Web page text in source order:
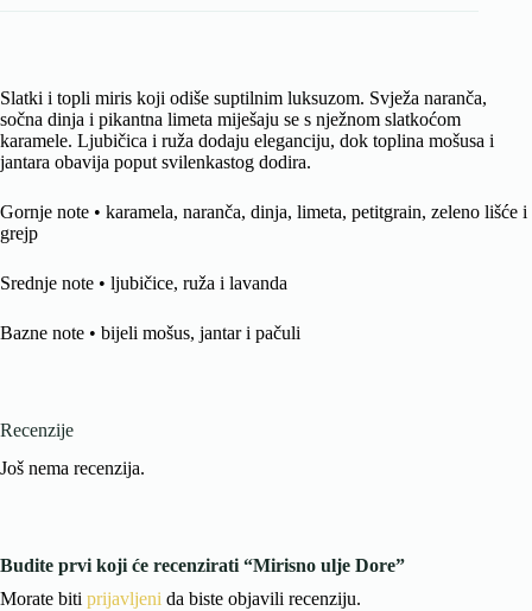
Slatki i topli miris koji odiše suptilnim luksuzom. Svježa naranča,
sočna dinja i pikantna limeta miješaju se s nježnom slatkoćom
karamele. Ljubičica i ruža dodaju eleganciju, dok toplina mošusa i
jantara obavija poput svilenkastog dodira.
Gornje note • karamela, naranča, dinja, limeta, petitgrain, zeleno lišće i
grejp
Srednje note • ljubičice, ruža i lavanda
Bazne note • bijeli mošus, jantar i pačuli
Recenzije
Još nema recenzija.
Budite prvi koji će recenzirati “Mirisno ulje Dore”
Morate biti prijavljeni da biste objavili recenziju.